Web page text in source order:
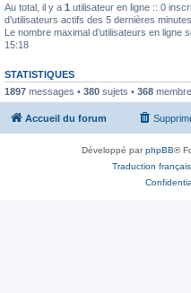
Au total, il y a 1 utilisateur en ligne :: 0
d’utilisateurs actifs des 5 dernières
Le nombre maximal d’utilisateurs en ligne
15:18
STATISTIQUES
1897 messages • 380 sujets • 368
Accueil du forum
Développé parphpBB®
Traduction